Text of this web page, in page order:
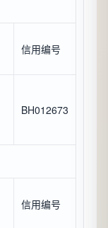
信用编号
BH012673
信用编号